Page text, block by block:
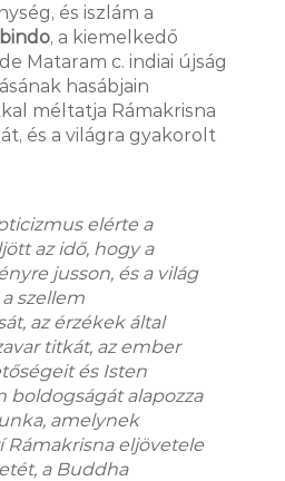
és iszlám a
, a kiemelkedő
Mataram c. indiai újság
hasábjain
méltatja Rámakrisna
és a világra gyakorolt
elérte a
az idő, hogy a
jusson, és a világ
szellem
az érzékek által
titkát, az ember
és Isten
boldogságát alapozza
amelynek
Rámakrisna eljövetele
a Buddha